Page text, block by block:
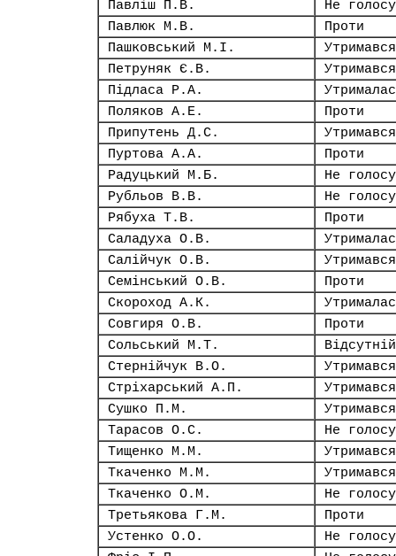
Павліш П.В.
Не
Павлюк М.В.
Проти
Пашковський М.І.
Утримався
Петруняк Є.В.
Утримався
Підласа Р.А.
Поляков А.Е.
Проти
Припутень Д.С.
Утримався
Пуртова А.А.
Проти
Радуцький М.Б.
Не
Рубльов В.В.
Не
Рябуха Т.В.
Проти
Саладуха О.В.
Салійчук О.В.
Утримався
Семінський О.В.
Проти
Скороход А.К.
Совгиря О.В.
Проти
Сольський М.Т.
Відсутній
Стернійчук В.О.
Утримався
Стріхарський А.П.
Утримався
Сушко П.М.
Утримався
Тарасов О.С.
Не
Тищенко М.М.
Утримався
Ткаченко М.М.
Утримався
Ткаченко О.М.
Не
Третьякова Г.М.
Проти
Устенко О.О.
Не